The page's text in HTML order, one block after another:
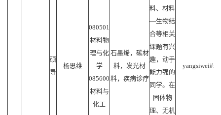
硕
导
杨思维
080501
材料物
理与化
学
085600
材料与
化工
石墨烯，碳材
料，发光材
料，疾病诊疗
料、材料
—生物结
合等相关
课题有兴
趣，动手
能力强的
同学。在
固体物
理、无机